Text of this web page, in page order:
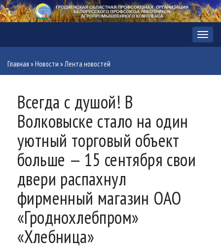
Меню
Главная »Новости »Лента новостей
Всегда с душой! В
Волковыске стало на один
уютный торговый объект
больше — 15 сентября свои
двери распахнул
фирменный магазин ОАО
«Гроднохлебпром»
«Хлебница»